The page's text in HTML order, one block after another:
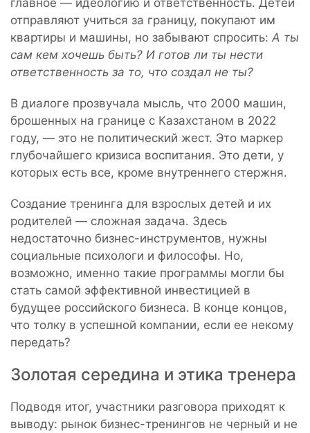
отправляют учиться за границу, покупают им
квартиры и машины, но забывают спросить: А ты
сам кем хочешь быть? И готов ли ты нести
ответственность за то, что создал не ты?
В диалоге прозвучала мысль, что 2000 машин,
брошенных на границе с Казахстаном в 2022
году, — это не политический жест. Это маркер
глубочайшего кризиса воспитания. Это дети, у
которых есть все, кроме внутреннего стержня.
Создание тренинга для взрослых детей и их
родителей — сложная задача. Здесь
недостаточно бизнес-инструментов, нужны
социальные психологи и философы. Но,
возможно, именно такие программы могли бы
стать самой эффективной инвестицией в
будущее российского бизнеса. В конце концов,
что толку в успешной компании, если ее некому
передать?
Золотая середина и этика тренера
Подводя итог, участники разговора приходят к
выводу: рынок бизнес-тренингов не черный и не